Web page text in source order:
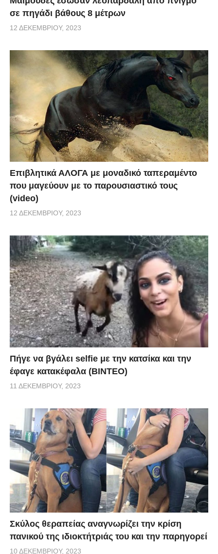
σε πηγάδι βάθους 8 μέτρων
12 ΔΕΚΕΜΒΡΊΟΥ, 2023
Επιβλητικά ΑΛΟΓΑ με μοναδικό ταπεραμέντο
που μαγεύουν με το παρουσιαστικό τους
(video)
12 ΔΕΚΕΜΒΡΊΟΥ, 2023
Πήγε να βγάλει selfie με την κατσίκα και την
έφαγε κατακέφαλα (ΒΙΝΤΕΟ)
11 ΔΕΚΕΜΒΡΊΟΥ, 2023
Σκύλος θεραπείας αναγνωρίζει την κρίση
πανικού της ιδιοκτήτριάς του και την παρηγορεί
10 ΔΕΚΕΜΒΡΊΟΥ, 2023